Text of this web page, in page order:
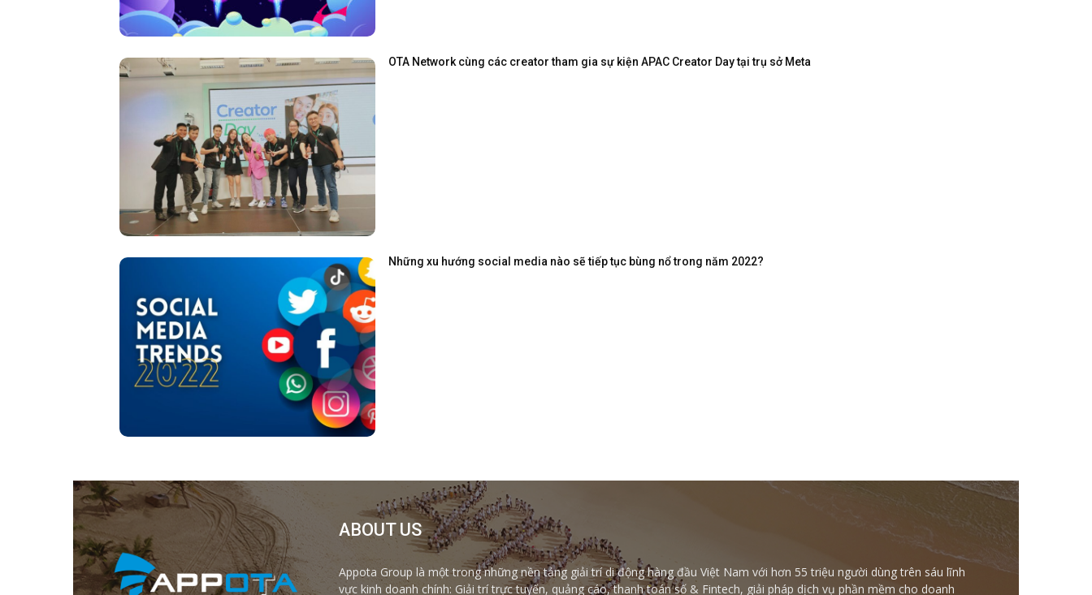
OTA Network cùng các creator tham gia sự kiện APAC Creator Day tại trụ sở Meta
Những xu hướng social media nào sẽ tiếp tục bùng nổ trong năm 2022?
ABOUT US
Appota Group là một trong những nền tảng giải trí di động hàng đầu Việt Nam với hơn 55 triệu người dùng trên sáu lĩnh
vực kinh doanh chính: Giải trí trực tuyến, quảng cáo, thanh toán số & Fintech, giải pháp dịch vụ phần mềm cho doanh